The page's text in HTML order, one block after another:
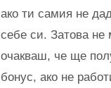
ако ти самия не
себе си. Затова не
очакваш, че ще
бонус, ако не